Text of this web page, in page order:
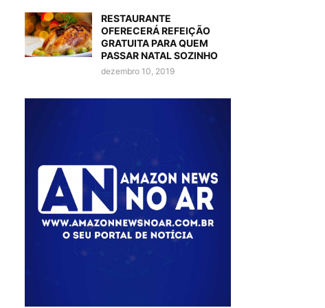
RESTAURANTE
OFERECERÁ REFEIÇÃO
GRATUITA PARA QUEM
PASSAR NATAL SOZINHO
dezembro 10, 2019